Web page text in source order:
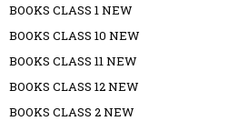
BOOKS CLASS 1 NEW
BOOKS CLASS 10 NEW
BOOKS CLASS 11 NEW
BOOKS CLASS 12 NEW
BOOKS CLASS 2 NEW